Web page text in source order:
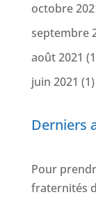
octobre
septembre
août 2021
juin 2021 (1)
Derniers
Pour
fraternités